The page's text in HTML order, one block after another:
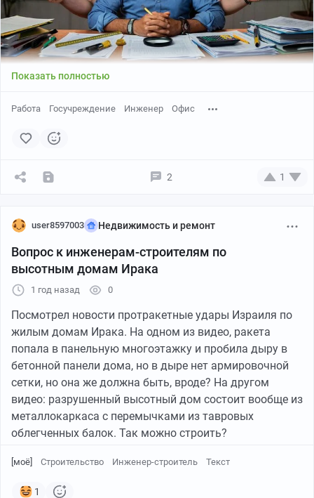
Показать полностью
Работа Госучреждение Инженер Офис
2 1
user8597003 Недвижимость и ремонт
Вопрос к инженерам-строителям по
высотным домам Ирака
1 год назад 0
Посмотрел новости протракетные удары Израиля по
жилым домам Ирака. На одном из видео, ракета
попала в панельную многоэтажку и пробила дыру в
бетонной панели дома, но в дыре нет армировочной
сетки, но она же должна быть, вроде? На другом
видео: разрушенный высотный дом состоит вообще из
металлокаркаса с перемычками из тавровых
облегченных балок. Так можно строить?
[моё] Строительство Инженер-строитель Текст
1